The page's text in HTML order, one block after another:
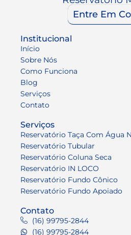
Entre Em
Institucional
Início
Sobre Nós
Como Funciona
Blog
Serviços
Contato
Serviços
Reservatório Taça Com Água
Reservatório Tubular
Reservatório Coluna Seca
Reservatório IN LOCO
Reservatório Fundo Cônico
Reservatório Fundo Apoiado
Contato
(16) 99795-2844
(16) 99795-2844